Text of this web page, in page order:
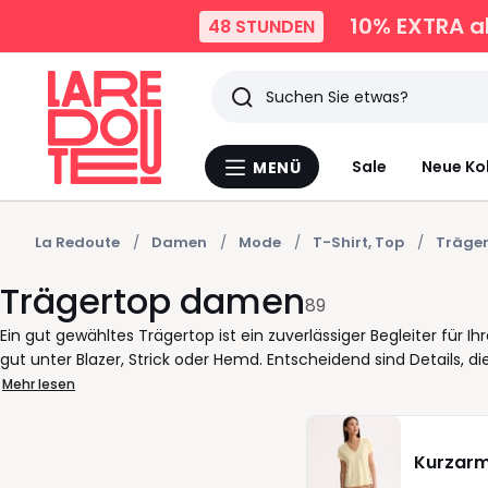
48 STUNDEN 10% EXTRA
Menü
MENÜ Sale Neue
Suchen
Zuletzt
angesehen
Artikel
La Redoute Damen Mode T-Shirt, Top
Trägertop damen89
Ein gut gewähltes Trägertop ist ein zuverlässiger Begleiter für
gut unter Blazer, Strick oder Hemd. Entscheidend sind Details,
Ausschnitt, angenehm sitzende Träger und Stoffe, die sich
fürs Büro, für unterwegs oder zu Hause. Varianten mit
kombinieren, ohne aufzutragen. Auch bei den Farben haben
um Akzente zu setzen. Jedes Produkt ist so konzipiert, dass es
Mehr lesen